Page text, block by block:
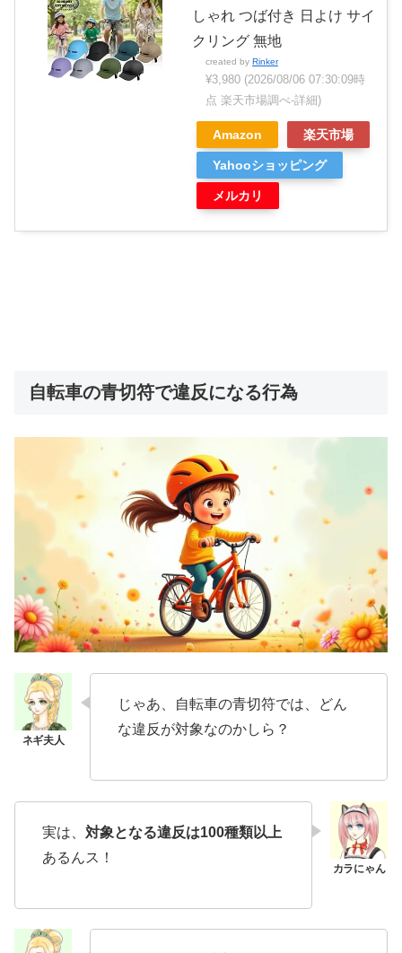
しゃれ つば付き 日よけ サイ
クリング 無地
created by Rinker
¥3,980 (2026/08/06 07:30:09時
点 楽天市場調べ-詳細)
Amazon 楽天市場
Yahooショッピング
メルカリ
自転車の青切符で違反になる行為
じゃあ、自転車の青切符では、どん
な違反が対象なのかしら？
実は、 対象となる違反は100種類以上
あるんス！